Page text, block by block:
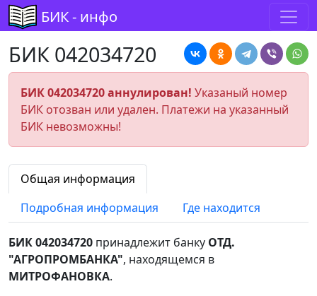
БИК - инфо
БИК 042034720
БИК 042034720 аннулирован! Указаный номер
БИК отозван или удален. Платежи на указанный
БИК невозможны!
Общая информация
Подробная информация
Где находится
БИК 042034720 принадлежит банку ОТД.
"АГРОПРОМБАНКА", находящемся в
МИТРОФАНОВКА.